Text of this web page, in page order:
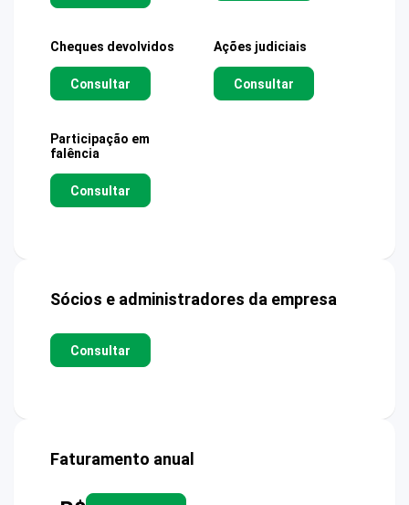
Cheques devolvidos
Consultar
Ações judiciais
Consultar
Participação em
falência
Consultar
Sócios e administradores da empresa
Consultar
Faturamento anual